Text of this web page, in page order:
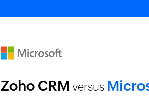
Zoho CRM versus